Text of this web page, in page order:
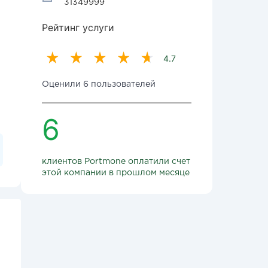
31349999
Рейтинг услуги
4.7
Оценили 6 пользователей
6
клиентов Portmone оплатили счет
этой компании в прошлом месяце